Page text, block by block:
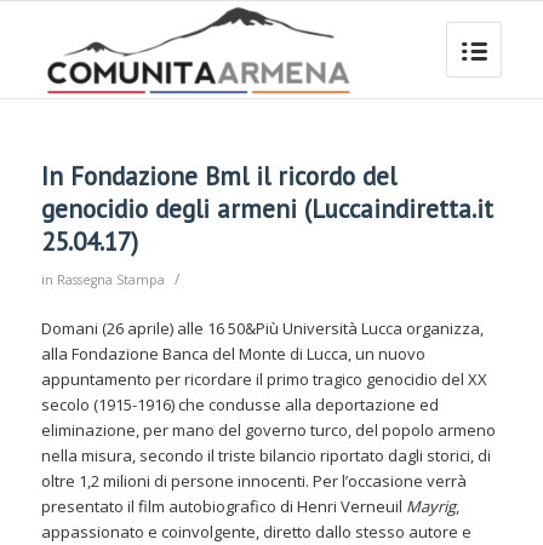
In Fondazione Bml il ricordo del
genocidio degli armeni (Luccaindiretta.it
25.04.17)
in Rassegna Stampa /
Domani (26 aprile) alle 16 50&Più Università Lucca organizza,
alla Fondazione Banca del Monte di Lucca, un nuovo
appuntamento per ricordare il primo tragico genocidio del XX
secolo (1915-1916) che condusse alla deportazione ed
eliminazione, per mano del governo turco, del popolo armeno
nella misura, secondo il triste bilancio riportato dagli storici, di
oltre 1,2 milioni di persone innocenti. Per l’occasione verrà
presentato il film autobiografico di Henri Verneuil Mayrig,
appassionato e coinvolgente, diretto dallo stesso autore e